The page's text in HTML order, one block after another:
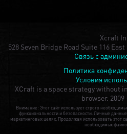
Xcraft
528 Seven Bridge Road Suite 116
Связь с
Политика
Условия
XCraft is a space strategy without
browser.
Внимание: Этот сайт использует строго
функциональности и безопасности. Личные
маркетинговых целях. Продолжая использовать этот
необходимых